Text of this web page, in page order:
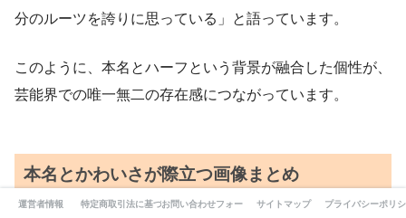
分のルーツを誇りに思っている」と語っています。
このように、本名とハーフという背景が融合した個性が、
芸能界での唯一無二の存在感につながっています。
本名とかわいさが際立つ画像まとめ
運営者情報 特定商取引法に基づく表記お問い合わせフォーム サイトマップ プライバシーポリ